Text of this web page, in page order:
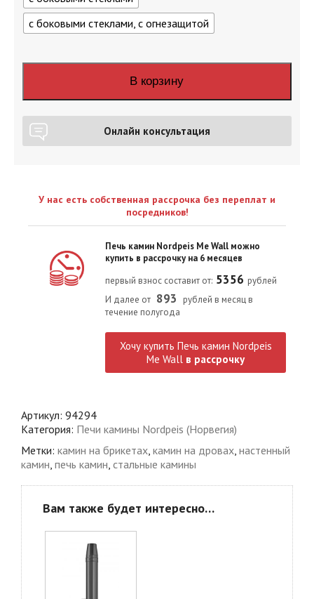
с боковыми стеклами, с огнезащитой
В корзину
Онлайн консультация
У нас есть собственная рассрочка без переплат и
посредников!
Печь камин Nordpeis Me Wall можно
купить в рассрочку на 6 месяцев
первый взнос составит от: 5356 рублей
И далее от 893
рублей в месяц в
течение полугода
Хочу купить Печь камин Nordpeis
Me Wall в рассрочку
Артикул: 94294
Категория: Печи камины Nordpeis (Норвегия)
Метки: камин на брикетах, камин на дровах, настенный
камин, печь камин, стальные камины
Вам также будет интересно…